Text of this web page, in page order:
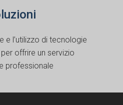
e l’utilizzo di tecnologie
per offrire un servizio
professionale